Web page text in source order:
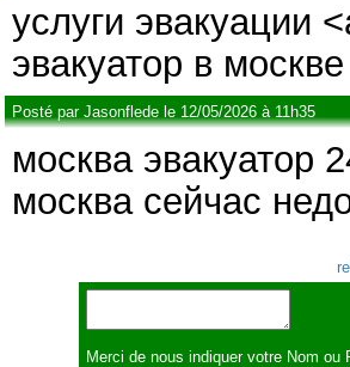
услуги эвакуации
эвакуатор в
Posté par Jasonflede le 12/05/2026 à 11h35
москва эвакуатор
москва сейчас
Merci de nous indiquer votre Nom ou